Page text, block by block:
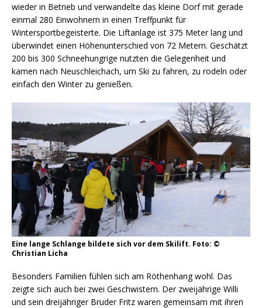
wieder in Betrieb und verwandelte das kleine Dorf mit gerade
einmal 280 Einwohnern in einen Treffpunkt für
Wintersportbegeisterte. Die Liftanlage ist 375 Meter lang und
überwindet einen Höhenunterschied von 72 Metern. Geschätzt
200 bis 300 Schneehungrige nutzten die Gelegenheit und
kamen nach Neuschleichach, um Ski zu fahren, zu rodeln oder
einfach den Winter zu genießen.
Eine lange Schlange bildete sich vor dem Skilift. Foto: ©
Christian Licha
Besonders Familien fühlen sich am Röthenhang wohl. Das
zeigte sich auch bei zwei Geschwistern. Der zweijährige Willi
und sein dreijähriger Bruder Fritz waren gemeinsam mit ihren